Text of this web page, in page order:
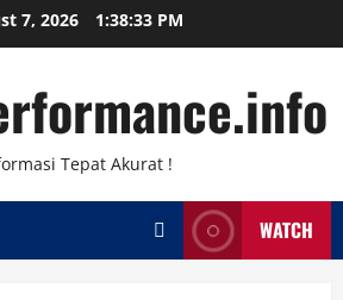
7, 2026 1:38:34 PM
Tepat Akurat !
WATCH